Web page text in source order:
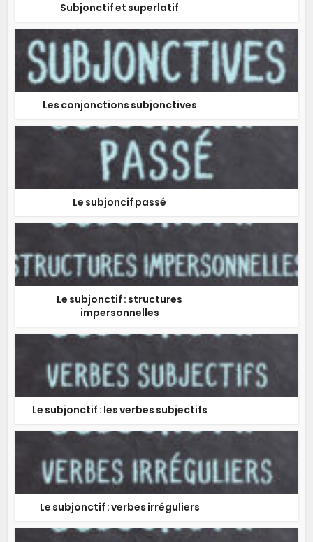
Subjonctif et superlatif
Les conjonctions subjonctives
Le subjoncif passé
Le subjonctif : structures
impersonnelles
Le subjonctif : les verbes subjectifs
Le subjonctif : verbes irréguliers